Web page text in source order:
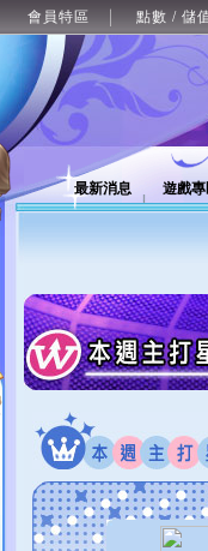
會員特區 點數 / 儲
最新消息 遊戲